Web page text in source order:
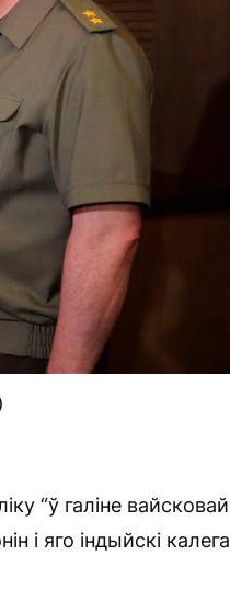
“ў галіне вайсковай
і яго індыйскі калега